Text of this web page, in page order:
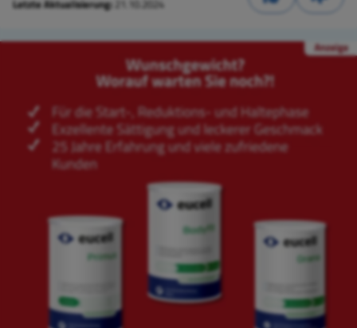
Letzte Aktualisierung: 21.10.2024